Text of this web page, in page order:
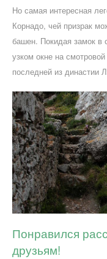
Но самая интересная
Корнадо, чей призрак
башен. Покидая замок в
узком окне на
последней из династии
Понравился
друзьям!